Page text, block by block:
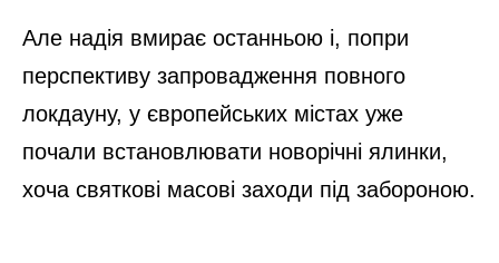
Але надія вмирає останньою і, попри
перспективу запровадження повного
локдауну, у європейських містах уже
почали встановлювати новорічні ялинки,
хоча святкові масові заходи під забороною.